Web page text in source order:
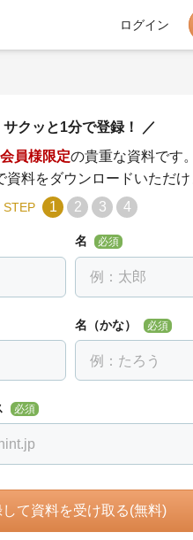
ログイン
サクッと1分で登録！
会員様限定の貴重な資料です。
資料をダウンロードいただけ
STEP 1 2 3 4
名 必須
名（かな） 必須
必須
て資料を受け取る(無料)